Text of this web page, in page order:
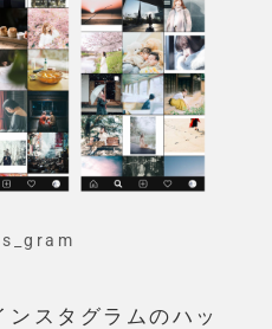
スタグラムのハッ